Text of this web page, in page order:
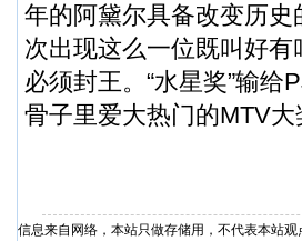
年的阿黛尔具备改变历
次出现这么一位既叫好
必须封王。“水星奖”输给
骨子里爱大热门的MTV
信息来自网络，本站只做存储用，不代表本站观